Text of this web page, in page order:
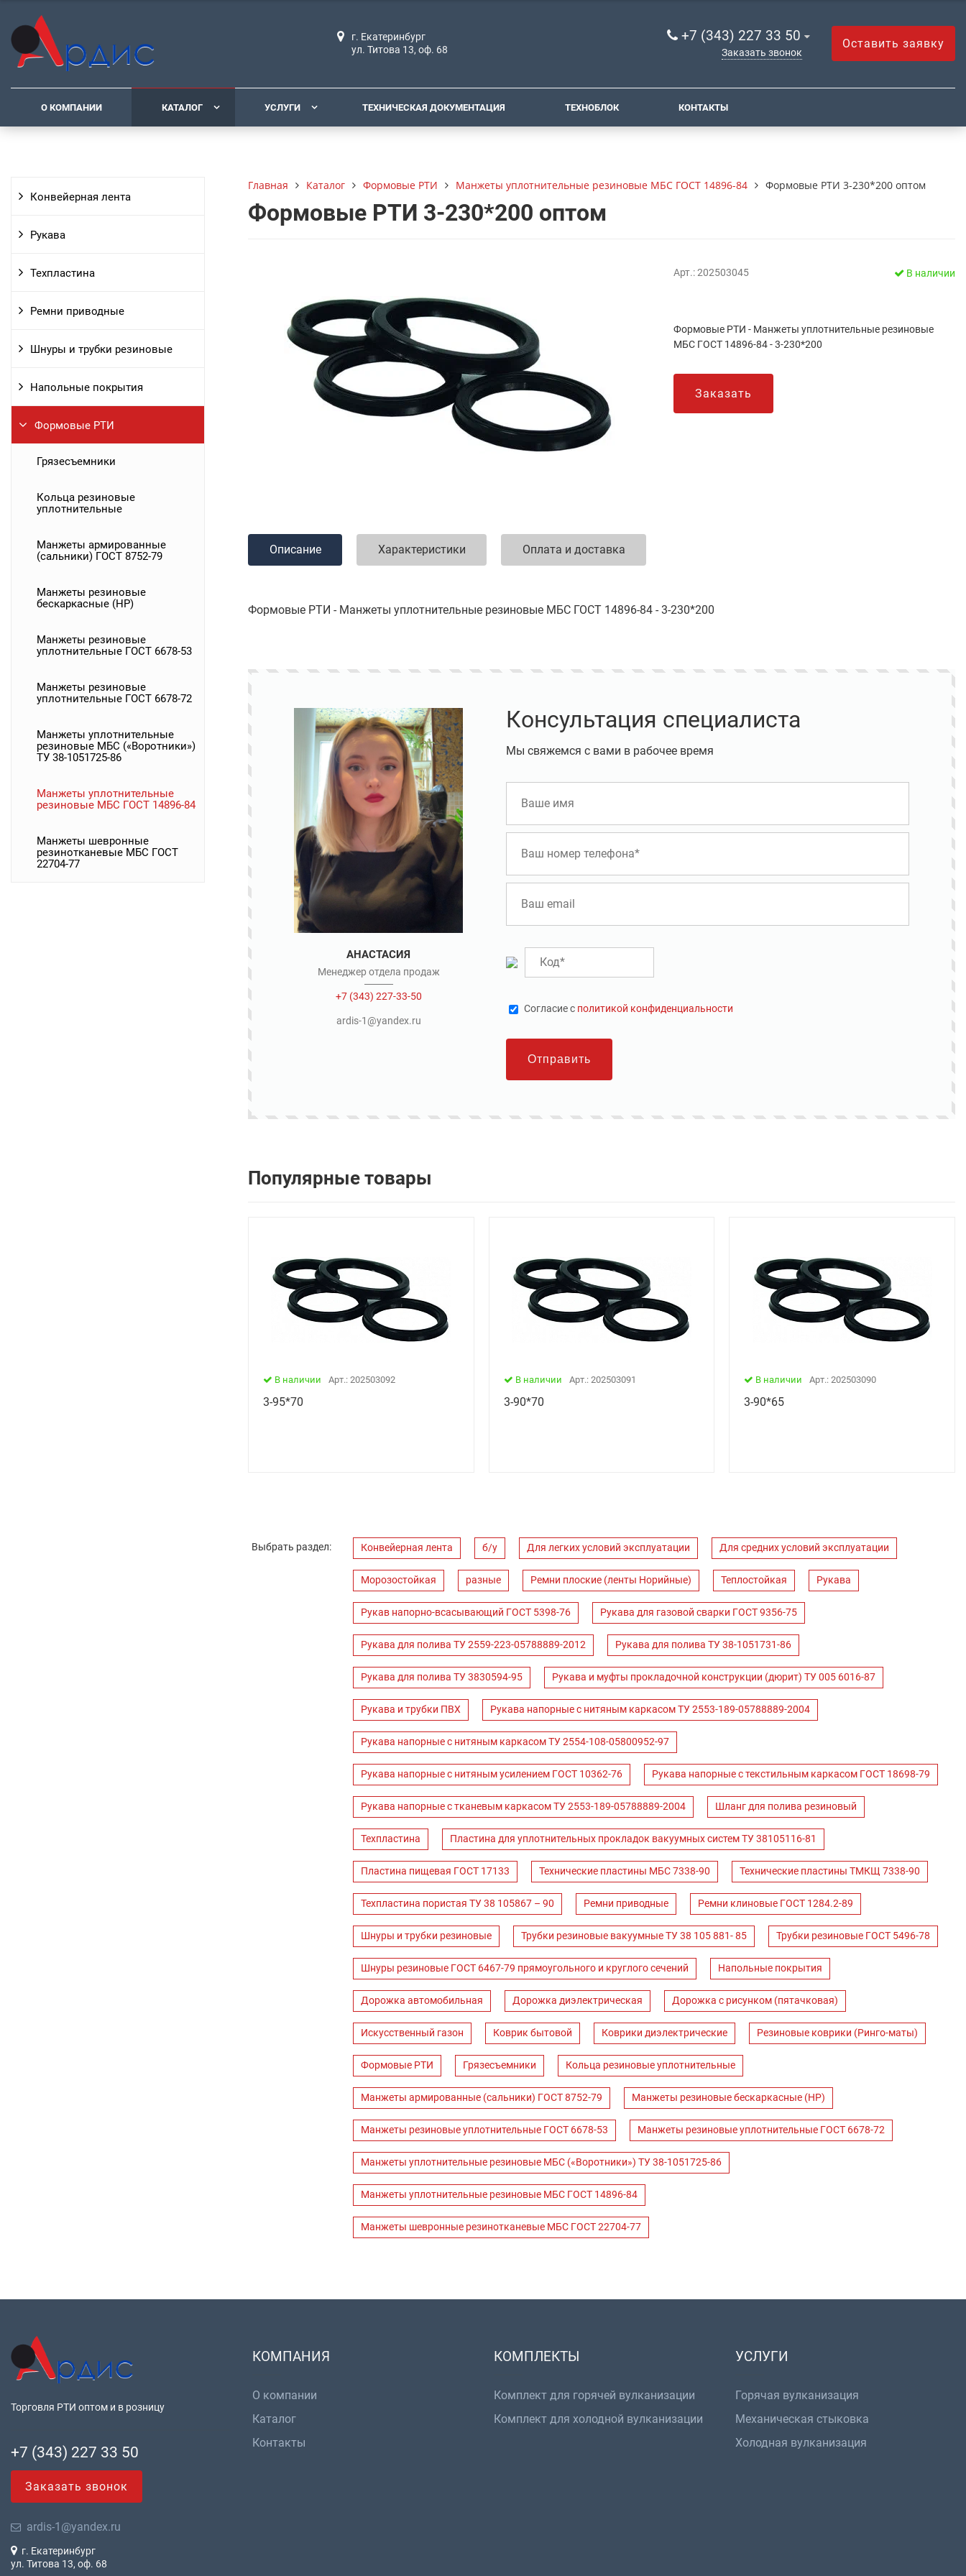
г. Екатеринбург
ул. Титова 13, оф. 68
+7 (343) 227 33 50
Заказать звонок
Оставить заявку
О КОМПАНИИ КАТАЛОГ УСЛУГИ ТЕХНИЧЕСКАЯ ДОКУМЕНТАЦИЯ ТЕХНОБЛОК КОНТАКТЫ
Конвейерная лента
Рукава
Техпластина
Ремни приводные
Шнуры и трубки резиновые
Напольные покрытия
Формовые РТИ
Грязесъемники
Кольца резиновые
уплотнительные
Манжеты армированные
(сальники) ГОСТ 8752-79
Манжеты резиновые
бескаркасные (НР)
Манжеты резиновые
уплотнительные ГОСТ 6678-53
Манжеты резиновые
уплотнительные ГОСТ 6678-72
Манжеты уплотнительные
резиновые МБС («Воротники»)
ТУ 38-1051725-86
Манжеты уплотнительные
резиновые МБС ГОСТ 14896-84
Манжеты шевронные
резинотканевые МБС ГОСТ
22704-77
Главная Каталог Формовые РТИ Манжеты уплотнительные резиновые МБС ГОСТ 14896-84 Формовые РТИ 3-230*200 оптом
Формовые РТИ 3-230*200 оптом
Арт.: 202503045 В наличии
Формовые РТИ - Манжеты уплотнительные резиновые
МБС ГОСТ 14896-84 - 3-230*200
Заказать
Описание Характеристики Оплата и доставка
Формовые РТИ - Манжеты уплотнительные резиновые МБС ГОСТ 14896-84 - 3-230*200
АНАСТАСИЯ
Менеджер отдела продаж
+7 (343) 227-33-50
ardis-1@yandex.ru
Консультация специалиста
Мы свяжемся с вами в рабочее время
Cогласие с политикой конфиденциальности
Отправить
Популярные товары
В наличии Арт.: 202503092
3-95*70
В наличии Арт.: 202503091
3-90*70
В наличии Арт.: 202503090
3-90*65
Выбрать раздел: Конвейерная лента б/у Для легких условий эксплуатации Для средних условий эксплуатации
Морозостойкая разные Ремни плоские (ленты Норийные) Теплостойкая Рукава
Рукав напорно-всасывающий ГОСТ 5398-76 Рукава для газовой сварки ГОСТ 9356-75
Рукава для полива ТУ 2559-223-05788889-2012 Рукава для полива ТУ 38-1051731-86
Рукава для полива ТУ 3830594-95 Рукава и муфты прокладочной конструкции (дюрит) ТУ 005 6016-87
Рукава и трубки ПВХ Рукава напорные с нитяным каркасом ТУ 2553-189-05788889-2004
Рукава напорные с нитяным каркасом ТУ 2554-108-05800952-97
Рукава напорные с нитяным усилением ГОСТ 10362-76 Рукава напорные с текстильным каркасом ГОСТ 18698-79
Рукава напорные с тканевым каркасом ТУ 2553-189-05788889-2004 Шланг для полива резиновый
Техпластина Пластина для уплотнительных прокладок вакуумных систем ТУ 38105116-81
Пластина пищевая ГОСТ 17133 Технические пластины МБС 7338-90 Технические пластины ТМКЩ 7338-90
Техпластина пористая ТУ 38 105867 – 90 Ремни приводные Ремни клиновые ГОСТ 1284.2-89
Шнуры и трубки резиновые Трубки резиновые вакуумные ТУ 38 105 881- 85 Трубки резиновые ГОСТ 5496-78
Шнуры резиновые ГОСТ 6467-79 прямоугольного и круглого сечений Напольные покрытия
Дорожка автомобильная Дорожка диэлектрическая Дорожка с рисунком (пятачковая)
Искусственный газон Коврик бытовой Коврики диэлектрические Резиновые коврики (Ринго-маты)
Формовые РТИ Грязесъемники Кольца резиновые уплотнительные
Манжеты армированные (сальники) ГОСТ 8752-79 Манжеты резиновые бескаркасные (НР)
Манжеты резиновые уплотнительные ГОСТ 6678-53 Манжеты резиновые уплотнительные ГОСТ 6678-72
Манжеты уплотнительные резиновые МБС («Воротники») ТУ 38-1051725-86
Манжеты уплотнительные резиновые МБС ГОСТ 14896-84
Манжеты шевронные резинотканевые МБС ГОСТ 22704-77
Торговля РТИ оптом и в розницу
+7 (343) 227 33 50
Заказать звонок
ardis-1@yandex.ru
г. Екатеринбург
ул. Титова 13, оф. 68
КОМПАНИЯ
О компании
Каталог
Контакты
КОМПЛЕКТЫ
Комплект для горячей вулканизации
Комплект для холодной вулканизации
УСЛУГИ
Горячая вулканизация
Механическая стыковка
Холодная вулканизация